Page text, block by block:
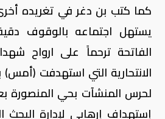
كما كتب بن دغر في تغريده
يستهل اجتماعه بالوقوف
الفاتحة ترحماً على ارواح
الانتحارية التي استهدفت
لحرس المنشآت بحي المنصورة
إستهداف إرهابي لإدارة